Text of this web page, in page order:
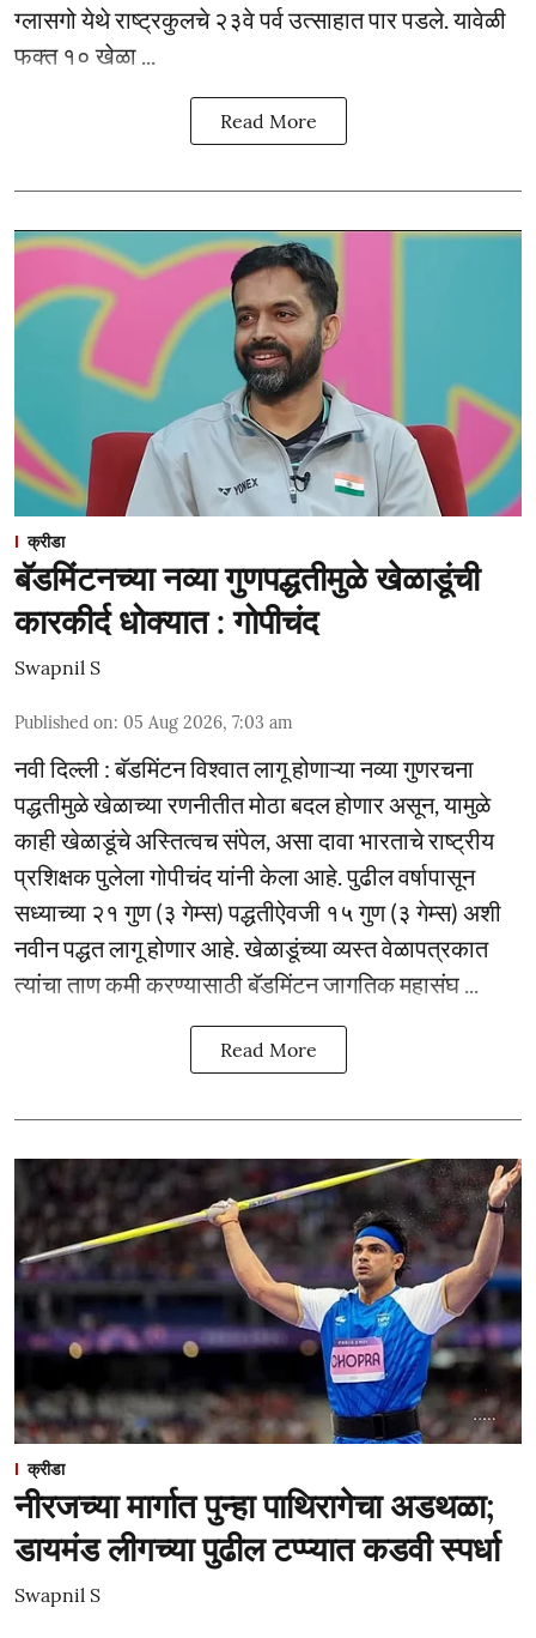
ग्लासगो येथे राष्ट्रकुलचे २३वे पर्व उत्साहात पार पडले. यावेळी
फक्त १० खेळा ...
Read More
क्रीडा
बॅडमिंटनच्या नव्या गुणपद्धतीमुळे खेळाडूंची
कारकीर्द धोक्यात : गोपीचंद
Swapnil S
Published on: 05 Aug 2026, 7:03 am
नवी दिल्ली : बॅडमिंटन विश्वात लागू होणाऱ्या नव्या गुणरचना
पद्धतीमुळे खेळाच्या रणनीतीत मोठा बदल होणार असून, यामुळे
काही खेळाडूंचे अस्तित्वच संपेल, असा दावा भारताचे राष्ट्रीय
प्रशिक्षक पुलेला गोपीचंद यांनी केला आहे. पुढील वर्षापासून
सध्याच्या २१ गुण (३ गेम्स) पद्धतीऐवजी १५ गुण (३ गेम्स) अशी
नवीन पद्धत लागू होणार आहे. खेळाडूंच्या व्यस्त वेळापत्रकात
त्यांचा ताण कमी करण्यासाठी बॅडमिंटन जागतिक महासंघ ...
Read More
क्रीडा
नीरजच्या मार्गात पुन्हा पाथिरागेचा अडथळा;
डायमंड लीगच्या पुढील टप्प्यात कडवी स्पर्धा
Swapnil S